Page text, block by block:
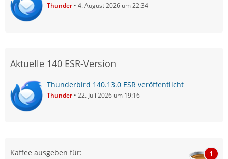
Ich habe es allerdings nicht geschafft, Teilnehmer zu
diesem Termin einzuladen
Vielleicht kommt auch noch unser Spezialist edvoldi
vorbei und wirft einen Blick in dein Thema.
Thunder 4. August 2026 um 22:34
Aktuelle 140 ESR-Version
Thunderbird 140.13.0 ESR veröffentlicht
Thunder 22. Juli 2026 um 19:16
Kaffee ausgeben für: 1